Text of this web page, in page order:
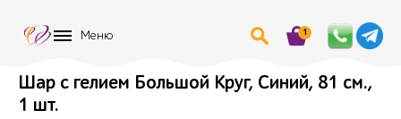
Меню 1
Шар с гелием Большой Круг, Синий, 81 см.,
1 шт.